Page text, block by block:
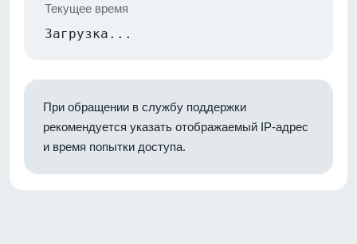
Текущее время
Загрузка...
При обращении в службу поддержки
рекомендуется указать отображаемый IP-адрес
и время попытки доступа.